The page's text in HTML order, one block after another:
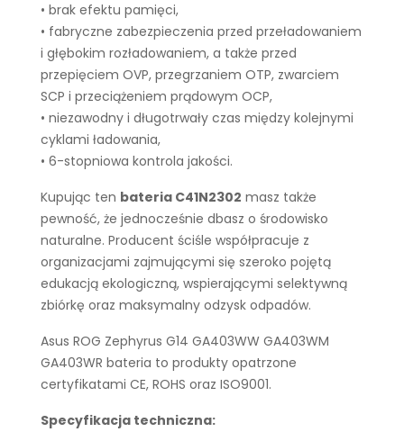
• brak efektu pamięci,
• fabryczne zabezpieczenia przed przeładowaniem
i głębokim rozładowaniem, a także przed
przepięciem OVP, przegrzaniem OTP, zwarciem
SCP i przeciążeniem prądowym OCP,
• niezawodny i długotrwały czas między kolejnymi
cyklami ładowania,
• 6-stopniowa kontrola jakości.
Kupując ten bateria C41N2302 masz także
pewność, że jednocześnie dbasz o środowisko
naturalne. Producent ściśle współpracuje z
organizacjami zajmującymi się szeroko pojętą
edukacją ekologiczną, wspierającymi selektywną
zbiórkę oraz maksymalny odzysk odpadów.
Asus ROG Zephyrus G14 GA403WW GA403WM
GA403WR bateria to produkty opatrzone
certyfikatami CE, ROHS oraz ISO9001.
Specyfikacja techniczna: